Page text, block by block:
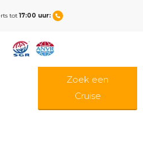
tot17:00 uur:
Zoek een
Cruise